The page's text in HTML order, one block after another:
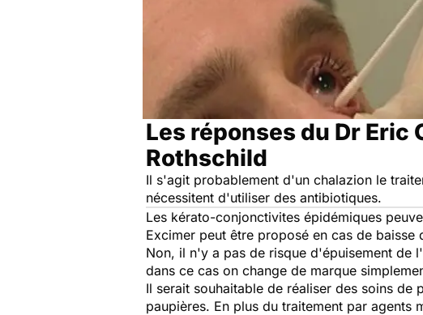
Les réponses du Dr Eric
Rothschild
Il s'agit probablement d'un chalazion le
nécessitent d'utiliser des antibiotiques.
Les kérato-conjonctivites épidémiques
Excimer peut être proposé en cas de
Non, il n'y a pas de risque d'épuisement de
dans ce cas on change de marque
Il serait souhaitable de réaliser des soins
paupières. En plus du traitement par agents